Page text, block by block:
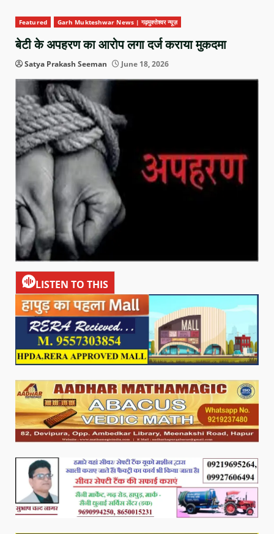
Featured Garh Mukteshwar News | गढ़मुक्तेश्वर न्यूज़
बेटी के अपहरण का आरोप लगा दर्ज कराया मुकदमा
Satya Prakash Seeman June 18, 2026
LISTEN TO THIS